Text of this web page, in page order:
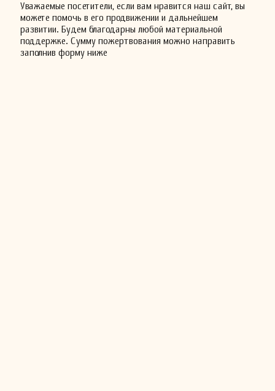
Уважаемые посетители, если вам нравится наш сайт, вы
можете помочь в его продвижении и дальнейшем
развитии. Будем благодарны любой материальной
поддержке. Сумму пожертвования можно направить
заполнив форму ниже